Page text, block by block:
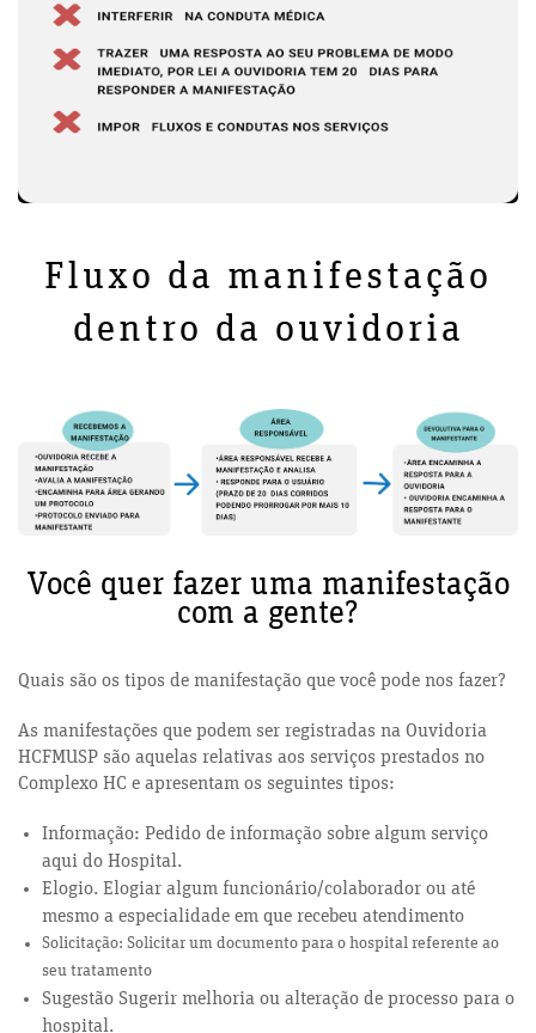
Fluxo da manifestação
dentro da ouvidoria
Você quer fazer uma manifestação
com a gente?
Quais são os tipos de manifestação que você pode nos fazer?
As manifestações que podem ser registradas na Ouvidoria
HCFMUSP são aquelas relativas aos serviços prestados no
Complexo HC e apresentam os seguintes tipos:
Informação: Pedido de informação sobre algum serviço
aqui do Hospital.
Elogio. Elogiar algum funcionário/colaborador ou até
mesmo a especialidade em que recebeu atendimento
Solicitação: Solicitar um documento para o hospital referente ao
seu tratamento
Sugestão Sugerir melhoria ou alteração de processo para o
hospital.